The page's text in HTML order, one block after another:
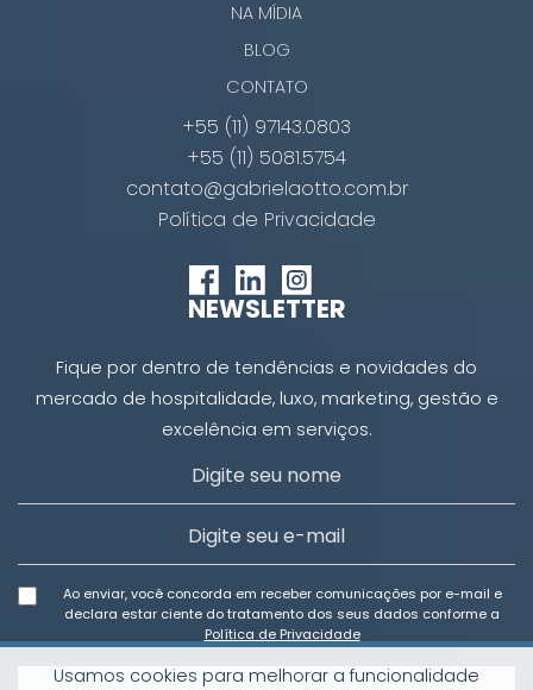
NA MÍDIA
BLOG
CONTATO
+55 (11) 97143.0803
+55 (11) 5081.5754
contato@gabrielaotto.com.br
Política de Privacidade
NEWSLETTER
Fique por dentro de tendências e novidades do
mercado de hospitalidade, luxo, marketing, gestão e
excelência em serviços.
Ao enviar, você concorda em receber comunicações por e-mail e
declara estar ciente do tratamento dos seus dados conforme a
Política de Privacidade
Usamos cookies para melhorar a funcionalidade